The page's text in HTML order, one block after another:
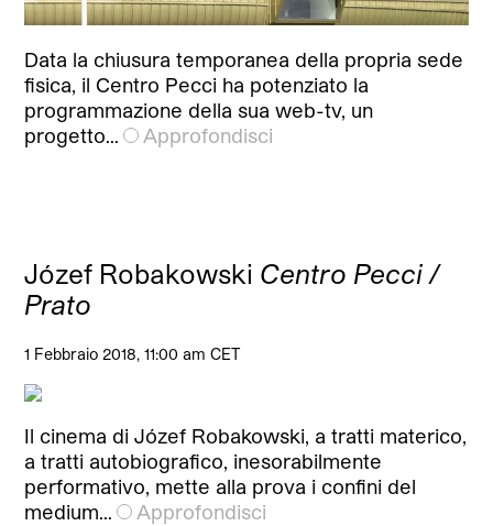
Data la chiusura temporanea della propria sede
fisica, il Centro Pecci ha potenziato la
programmazione della sua web-tv, un
progetto…
Approfondisci
Józef Robakowski Centro Pecci /
Prato
1 Febbraio 2018, 11:00 am CET
Il cinema di Józef Robakowski, a tratti materico,
a tratti autobiografico, inesorabilmente
performativo, mette alla prova i confini del
medium…
Approfondisci